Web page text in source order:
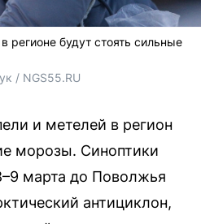
регионе будут стоять сильные
/ NGS55.RU
и метелей в регион
морозы. Синоптики
марта до Поволжья
антициклон,